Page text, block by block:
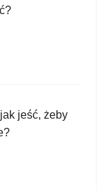
jeść, żeby